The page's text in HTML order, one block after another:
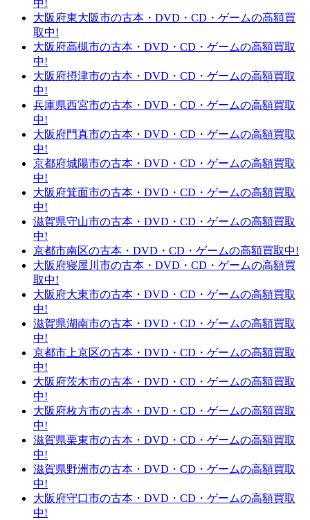
中!
大阪府東大阪市の古本・DVD・CD・ゲームの高額買
取中!
大阪府高槻市の古本・DVD・CD・ゲームの高額買取
中!
大阪府摂津市の古本・DVD・CD・ゲームの高額買取
中!
兵庫県西宮市の古本・DVD・CD・ゲームの高額買取
中!
大阪府門真市の古本・DVD・CD・ゲームの高額買取
中!
京都府城陽市の古本・DVD・CD・ゲームの高額買取
中!
大阪府箕面市の古本・DVD・CD・ゲームの高額買取
中!
滋賀県守山市の古本・DVD・CD・ゲームの高額買取
中!
京都市南区の古本・DVD・CD・ゲームの高額買取中!
大阪府寝屋川市の古本・DVD・CD・ゲームの高額買
取中!
大阪府大東市の古本・DVD・CD・ゲームの高額買取
中!
滋賀県湖南市の古本・DVD・CD・ゲームの高額買取
中!
京都市上京区の古本・DVD・CD・ゲームの高額買取
中!
大阪府茨木市の古本・DVD・CD・ゲームの高額買取
中!
大阪府枚方市の古本・DVD・CD・ゲームの高額買取
中!
滋賀県栗東市の古本・DVD・CD・ゲームの高額買取
中!
滋賀県野洲市の古本・DVD・CD・ゲームの高額買取
中!
大阪府守口市の古本・DVD・CD・ゲームの高額買取
中!